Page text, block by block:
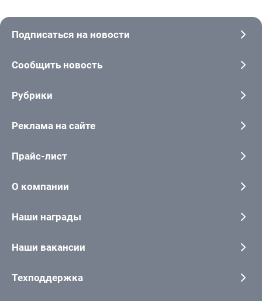
Подписаться на новости
Сообщить новость
Рубрики
Реклама на сайте
Прайс-лист
О компании
Наши награды
Наши вакансии
Техподдержка